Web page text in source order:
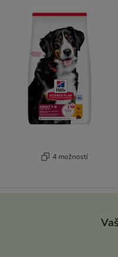
4 možností